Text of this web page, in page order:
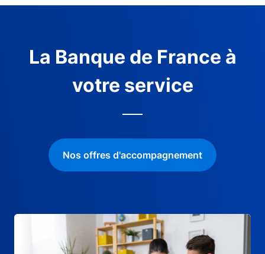
La Banque de France à
votre service
Nos offres d'accompagnement